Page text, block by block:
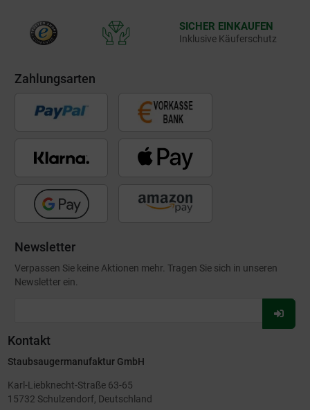
SICHER EINKAUFEN
Inklusive Käuferschutz
Zahlungsarten
Newsletter
Verpassen Sie keine Aktionen mehr. Tragen Sie sich in unseren
Newsletter ein.
Für
Kontakt
Staubsaugermanufaktur GmbH
Karl-Liebknecht-Straße 63-65
15732 Schulzendorf, Deutschland